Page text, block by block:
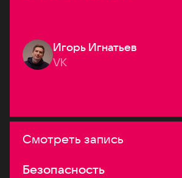
Игорь Игнатьев
VK
Смотреть запись
Безопасность